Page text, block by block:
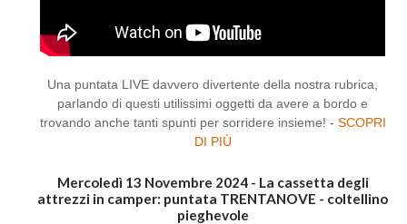
Una puntata LIVE davvero divertente della nostra rubrica,
parlando di questi utilissimi oggetti da avere a bordo e
trovando anche tanti spunti per sorridere insieme! - SCOPRI
DI PIÙ
Mercoledì 13 Novembre 2024 - La cassetta degli
attrezzi in camper: puntata TRENTANOVE - coltellino
pieghevole